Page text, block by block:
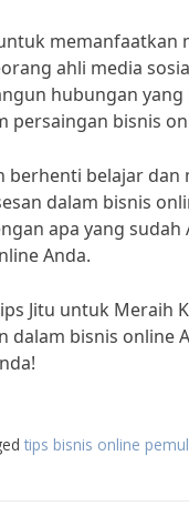
memanfaatkan
ahli media
hubungan yang
persaingan bisnis
berhenti belajar
dalam bisnis
apa yang
Anda.
Jitu untuk Meraih
dalam bisnis online
tips bisnis online